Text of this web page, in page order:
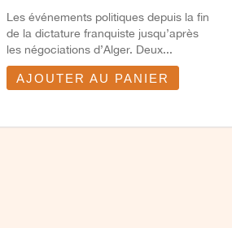
Les événements politiques depuis la fin
de la dictature franquiste jusqu’après
les négociations d’Alger. Deux...
AJOUTER AU PANIER